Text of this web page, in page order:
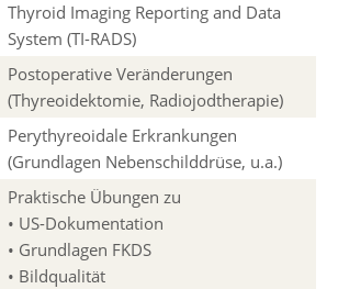
Thyroid Imaging Reporting and Data
System (TI-RADS)
Postoperative Veränderungen
(Thyreoidektomie, Radiojodtherapie)
Perythyreoidale Erkrankungen
(Grundlagen Nebenschilddrüse, u.a.)
Praktische Übungen zu
• US-Dokumentation
• Grundlagen FKDS
• Bildqualität